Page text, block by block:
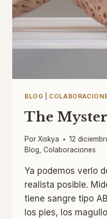
BLOG
The
PorXiskya
12
Blog Colaboraciones
Ya podemos verlo
realista posible.
tiene sangre tipo
los pies, los